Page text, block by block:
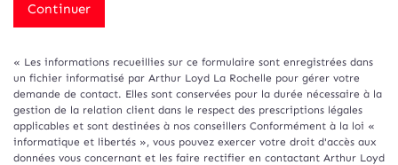
Continuer
« Les informations recueillies sur ce formulaire sont enregistrées dans
un fichier informatisé par Arthur Loyd La Rochelle pour gérer votre
demande de contact. Elles sont conservées pour la durée nécessaire à la
gestion de la relation client dans le respect des prescriptions légales
applicables et sont destinées à nos conseillers Conformément à la loi «
informatique et libertés », vous pouvez exercer votre droit d'accès aux
données vous concernant et les faire rectifier en contactant Arthur Loyd